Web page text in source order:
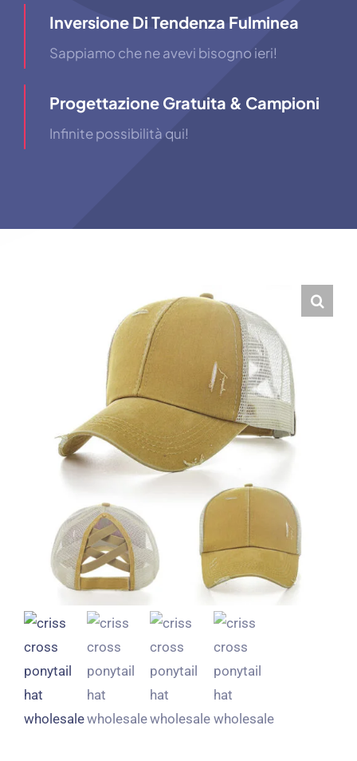
Inversione Di Tendenza Fulminea
Sappiamo che ne avevi bisogno ieri!
Progettazione Gratuita & Campioni
Infinite possibilità qui!